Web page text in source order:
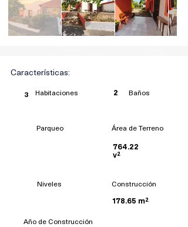
Características:
Habitaciones
3
Parqueo
Niveles
Baños
2
Área de Terreno
764.22
v²
Construcción
178.65 m²
Año de Construcción